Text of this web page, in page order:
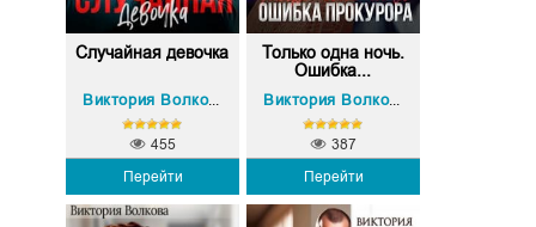
Случайная девочка
Виктория Волкова
Перейти
455
Только одна ночь.
Ошибка...
Виктория Волкова
Перейти
387